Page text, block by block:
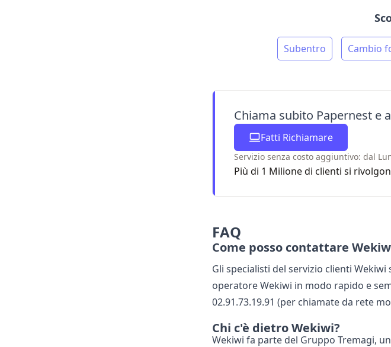
Subentro Cambio
Chiama subito Papernest e
Fatti Richiamare
Servizio senza costo aggiuntivo: dal
Più di 1 Milione di clienti si
FAQ
Come posso contattare
Gli specialisti del servizio clienti
operatore Wekiwi in modo rapido e
02.91.73.19.91 (per chiamate da rete
Chi c'è dietro Wekiwi?
Wekiwi fa parte del Gruppo Tremagi,